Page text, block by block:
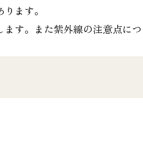
ます。
す。また紫外線の注意点につ